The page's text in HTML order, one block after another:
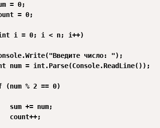
= 0;
= 0;
i = 0; i < n; i++)
число: ");
num = int.Parse(Console.ReadLine());
(num % 2 == 0)
sum += num;
count++;